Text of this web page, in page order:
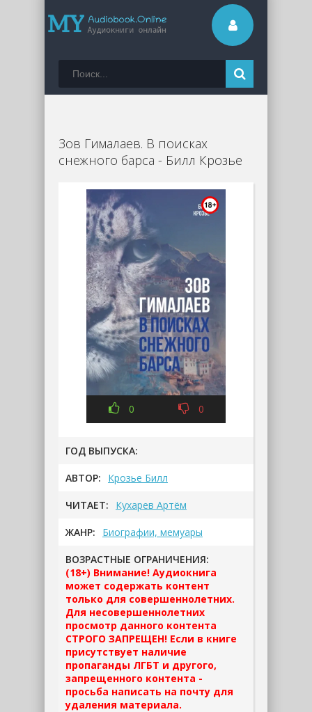
Зов Гималаев. В поисках
снежного барса - Билл Крозье
0 0
ГОД ВЫПУСКА:
АВТОР: Крозье Билл
ЧИТАЕТ: Кухарев Артём
ЖАНР: Биографии, мемуары
ВОЗРАСТНЫЕ ОГРАНИЧЕНИЯ:
(18+) Внимание! Аудиокнига
может содержать контент
только для совершеннолетних.
Для несовершеннолетних
просмотр данного контента
СТРОГО ЗАПРЕЩЕН! Если в книге
присутствует наличие
пропаганды ЛГБТ и другого,
запрещенного контента -
просьба написать на почту для
удаления материала.